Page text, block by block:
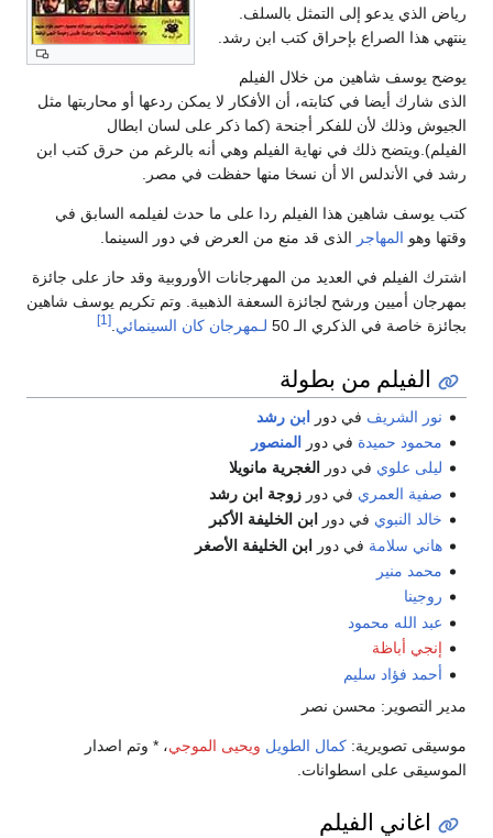
رياض الذي يدعو إلى التمثل بالسلف.
ينتهي هذا الصراع بإحراق كتب ابن رشد.
يوضح يوسف شاهين من خلال الفيلم
الذى شارك أيضا في كتابته، أن الأفكار لا يمكن ردعها أو محاربتها مثل
الجيوش وذلك لأن للفكر أجنحة (كما ذكر على لسان ابطال
الفيلم).ويتضح ذلك في نهاية الفيلم وهي أنه بالرغم من حرق كتب ابن
رشد في الأندلس الا أن نسخا منها حفظت في مصر.
كتب يوسف شاهين هذا الفيلم ردا على ما حدث لفيلمه السابق في
وقتها وهو المهاجر الذى قد منع من العرض في دور السينما.
اشترك الفيلم في العديد من المهرجانات الأوروبية وقد حاز على جائزة
بمهرجان أميين ورشح لجائزة السعفة الذهبية. وتم تكريم يوسف شاهين
بجائزة خاصة في الذكري الـ 50
لـمهرجان كان السينمائي [1]
الفيلم من بطولة
نور الشريف في دور
ابن رشد
محمود حميدة في دور
المنصور
ليلى علوي في دور
الغجرية مانويلا
صفية العمري في دورزوجة ابن رشد
خالد النبوي في دور
ابن الخليفة الأكبر
هاني سلامة في دورابن الخليفة الأصغر
محمد منير
روجينا
عبد الله محمود
إنجي أباظة
أحمد فؤاد سليم
مدير التصوير: محسن نصر
موسيقى تصويرية: كمال الطويل ويحيى الموجي، * وتم اصدار
الموسيقى على اسطوانات.
اغاني الفيلم